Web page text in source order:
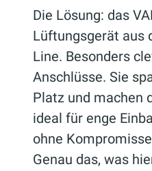
Die Lösung: das
Lüftungsgerät aus
Line. Besonders
Anschlüsse. Sie
Platz und machen
ideal für enge
ohne
Genau das, was